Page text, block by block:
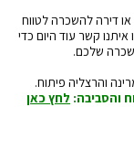
להשכרה לטווח
קשר עוד היום כדי
שלכם.
והרצליה פיתוח.
לחץ כאן